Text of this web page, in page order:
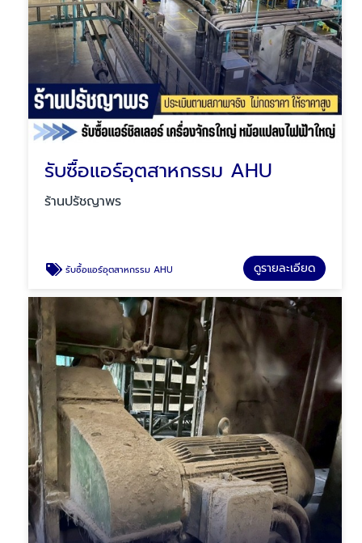
รับซื้อแอร์อุตสาหกรรม AHU
ร้านปรัชญาพร
รับซื้อแอร์อุตสาหกรรม AHU ดูรายละเอียด